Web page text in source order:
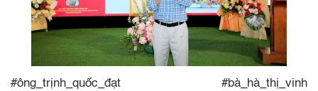
#ông_trịnh_quốc_đạt #bà_hà_thị_vinh